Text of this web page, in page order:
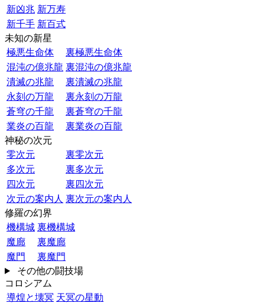
新凶兆 新万寿
新千手 新百式
未知の新星
極悪生命体
裏極悪生命体
混沌の億兆龍 裏混沌の億兆龍
潰滅の兆龍
裏潰滅の兆龍
永刻の万龍
裏永刻の万龍
蒼穹の千龍
裏蒼穹の千龍
業炎の百龍
裏業炎の百龍
神秘の次元
零次元
裏零次元
多次元
裏多次元
四次元
裏四次元
次元の案内人 裏次元の案内人
修羅の幻界
機構城 裏機構城
魔廊
裏魔廊
魔門
裏魔門
その他の闘技場
コロシアム
導煌と壊冥 天冥の星動